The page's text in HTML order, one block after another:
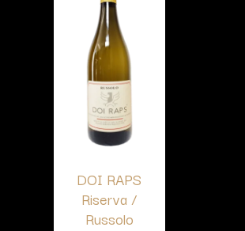
DOI RAPS
Riserva /
Russolo